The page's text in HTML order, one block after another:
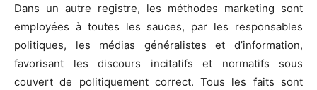
Dans un autre registre, les méthodes marketing sont
employées à toutes les sauces, par les responsables
politiques, les médias généralistes et d’information,
favorisant les discours incitatifs et normatifs sous
couvert de politiquement correct. Tous les faits sont